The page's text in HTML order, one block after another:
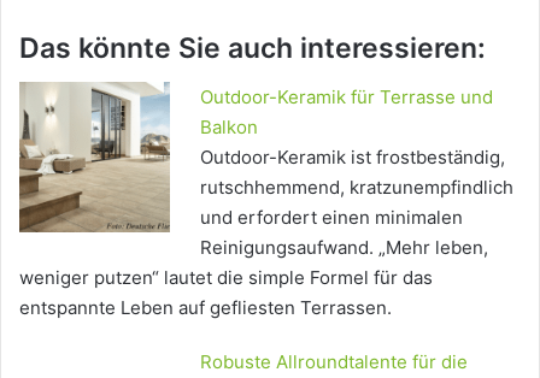
Das könnte Sie auch interessieren:
Outdoor-Keramik für Terrasse und
Balkon
Outdoor-Keramik ist frostbeständig,
rutschhemmend, kratzunempfindlich
und erfordert einen minimalen
Reinigungsaufwand. „Mehr leben,
weniger putzen“ lautet die simple Formel für das
entspannte Leben auf gefliesten Terrassen.
Robuste Allroundtalente für die